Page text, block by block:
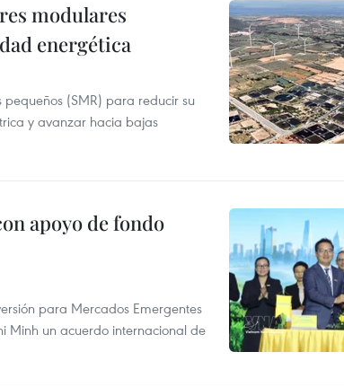
modulares
energética
(SMR) para reducir su
y avanzar hacia bajas
apoyo de fondo
para Mercados Emergentes
Minh un acuerdo internacional de